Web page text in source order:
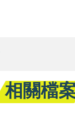
相關檔